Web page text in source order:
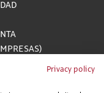
Privacy policy